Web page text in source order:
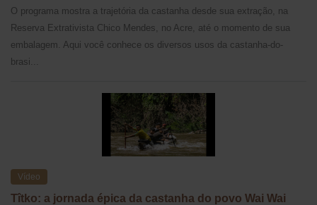
O programa mostra a trajetória da castanha desde sua extração, na
Reserva Extrativista Chico Mendes, no Acre, até o momento de sua
embalagem. Aqui você conhece os diversos usos da castanha-do-
brasi...
Vídeo
Tîtko: a jornada épica da castanha do povo Wai Wai